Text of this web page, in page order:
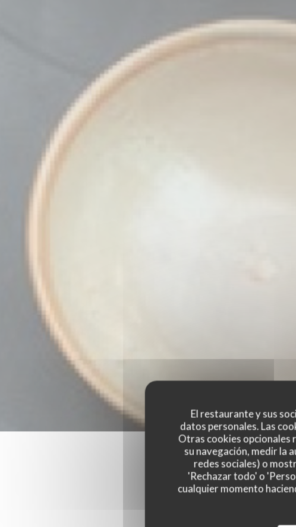
El restaurante y sus
datos personales. Las
Otras cookies opcionales
su navegación, medir la
redes sociales) o
'Rechazar todo' o
cualquier momento